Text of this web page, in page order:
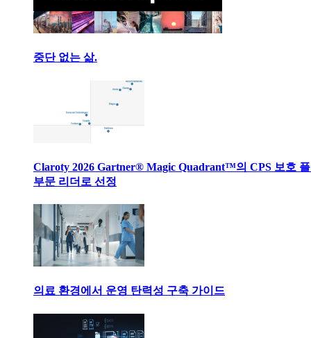
중단 없는 삶.
Claroty 2026 Gartner® Magic Quadrant™의 CPS 보호
부문 리더로 선정
의료 환경에서 운영 탄력성 구축 가이드